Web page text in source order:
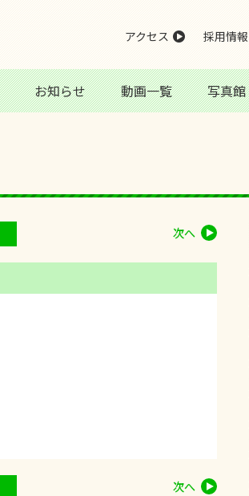
お知らせ 動画一覧 写真館
アクセス 採用情報
次へ
次へ